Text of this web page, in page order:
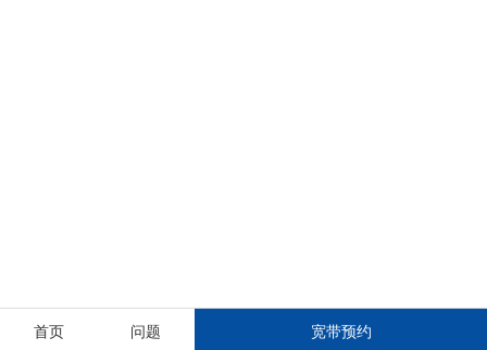
首页 问题 宽带预约